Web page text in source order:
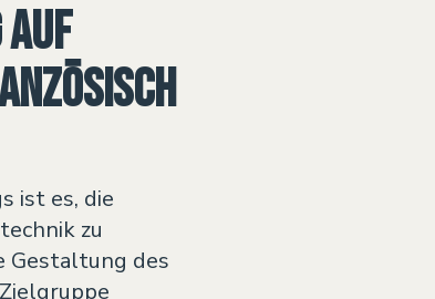
ist es, die
zu
Gestaltung des